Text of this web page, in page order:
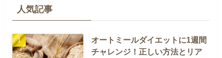
人気記事
オートミールダイエットに1週間
チャレンジ！正しい方法とリア